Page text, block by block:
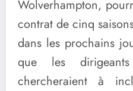
Wolverhampton,
contrat de cinq
dans les prochains
que les
chercheraient à